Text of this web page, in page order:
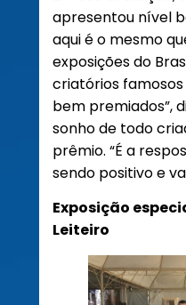
apresentou nível
aqui é o mesmo
exposições do
criatórios
bem premiados”,
sonho de todo
prêmio. “É a
sendo positivo e
Exposição
Leiteiro